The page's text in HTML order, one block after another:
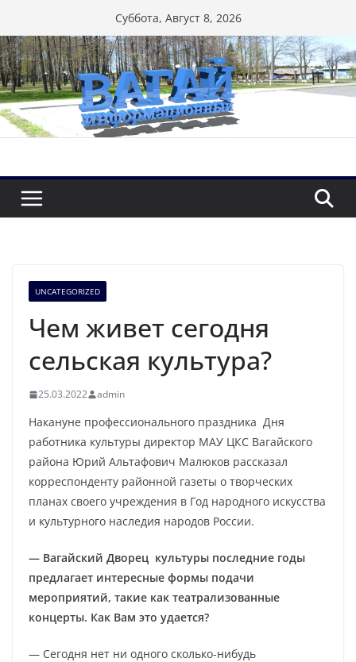
к
содержимому
Суббота, Август 8, 2026
UNCATEGORIZED
Чем живет сегодня
сельская культура?
25.03.2022 admin
Накануне профессионального праздника Дня
работника культуры директор МАУ ЦКС Вагайского
района Юрий Альтафович Малюков рассказал
корреспонденту районной газеты о творческих
планах своего учреждения в Год народного искусства
и культурного наследия народов России.
— Вагайский Дворец культуры последние годы
предлагает интересные формы подачи
мероприятий, такие как театрализованные
концерты. Как Вам это удается?
— Сегодня нет ни одного сколько-нибудь